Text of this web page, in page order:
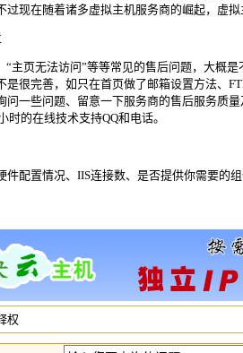
过现在随着诸多虚拟主机服务商的崛起， 虚
页无法访问”等等常见的售后问题，大概是
是很完善，如只在首页做了邮箱设置方法、
问一些问题、留意一下服务商的售后服务质
的在线技术支持QQ和电话。
件配置情况、IIS连接数、是否提供你需要的
权